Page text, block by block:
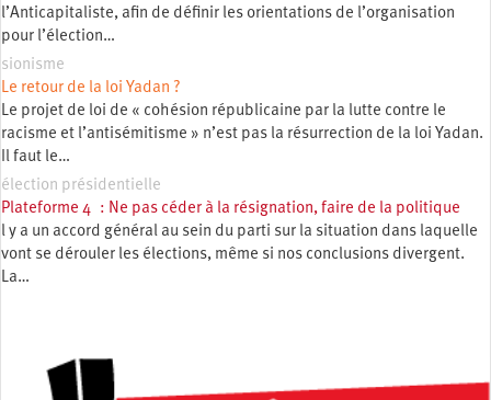
l’Anticapitaliste, afin de définir les orientations de l’organisation
pour l’élection…
sionisme
Le retour de la loi Yadan ?
Le projet de loi de « cohésion républicaine par la lutte contre le
racisme et l’antisémitisme » n’est pas la résurrection de la loi Yadan.
Il faut le…
élection présidentielle
Plateforme 4 : Ne pas céder à la résignation, faire de la politique
l y a un accord général au sein du parti sur la situation dans laquelle
vont se dérouler les élections, même si nos conclusions divergent.
La…